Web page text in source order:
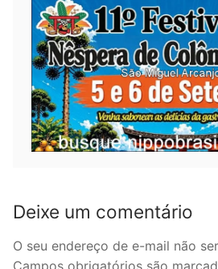
Deixe um comentário
O seu endereço de e-mail não